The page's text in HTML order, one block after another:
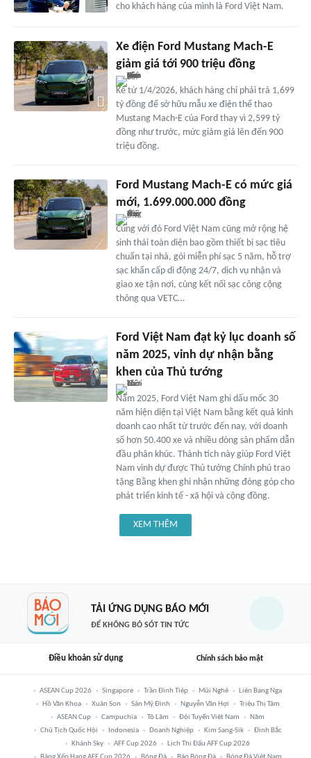
cho khách hàng của mình là Ford Việt Nam.
Xe điện Ford Mustang Mach-E
giảm giá tới 900 triệu đồng
Kể từ 1/4/2026, khách hàng chỉ phải trả 1,699
tỷ đồng để sở hữu mẫu xe điện thể thao
Mustang Mach-E của Ford thay vì 2,599 tỷ
đồng như trước, mức giảm giá lên đến 900
triệu đồng.
Ford Mustang Mach-E có mức giá
mới, 1.699.000.000 đồng
Cùng với đó Ford Việt Nam cũng mở rộng hệ
sinh thái toàn diện bao gồm thiết bị sạc tiêu
chuẩn tại nhà, gói miễn phí sạc 5 năm, hỗ trợ
sạc khẩn cấp di động 24/7, dịch vụ nhận và
giao xe tận nơi, cùng kết nối sạc công cộng
thông qua VETC…
Ford Việt Nam đạt kỷ lục doanh số
năm 2025, vinh dự nhận bằng
khen của Thủ tướng
Năm 2025, Ford Việt Nam ghi dấu mốc 30
năm hiện diện tại Việt Nam bằng kết quả kinh
doanh cao nhất từ trước đến nay, với doanh
số hơn 50.400 xe và nhiều dòng sản phẩm dẫn
đầu phân khúc. Thành tích này giúp Ford Việt
Nam vinh dự được Thủ tướng Chính phủ trao
tặng Bằng khen ghi nhận những đóng góp cho
phát triển kinh tế - xã hội và cộng đồng.
XEM THÊM
TẢI ỨNG DỤNG BÁO MỚI
ĐỂ KHÔNG BỎ SÓT TIN TỨC
Điều khoản sử dụng Chính sách bảo mật
ASEAN Cup 2026 Singapore Trần Đình Tiệp Mũi Nghê
Liên Bang Nga
Hồ Văn Khoa
Xuân Son Sân Mỹ Đình Nguyễn Văn Hợi
Triệu Thị Tâm
ASEAN Cup
Campuchia Tô Lâm Đội Tuyển Việt Nam
Năm
Chủ Tịch Quốc Hội
Indonesia Doanh Nghiệp Kim Sang-Sik
Đình Bắc
Khánh Sky
AFF Cup 2026
Lịch Thi Đấu AFF Cup 2026